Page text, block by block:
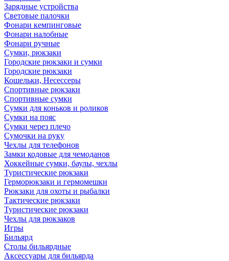
Зарядные устройства
Световые палочки
Фонари кемпинговые
Фонари налобные
Фонари ручные
Сумки, рюкзаки
Городские рюкзаки и сумки
Городские рюкзаки
Кошельки, Несессеры
Спортивные рюкзаки
Спортивные сумки
Сумки для коньков и роликов
Сумки на пояс
Сумки через плечо
Сумочки на руку
Чехлы для телефонов
Замки кодовые для чемоданов
Хоккейные сумки, баулы, чехлы
Туристические рюкзаки
Герморюкзаки и гермомешки
Рюкзаки для охоты и рыбалки
Тактические рюкзаки
Туристические рюкзаки
Чехлы для рюкзаков
Игры
Бильярд
Столы бильярдные
Аксессуары для бильярда